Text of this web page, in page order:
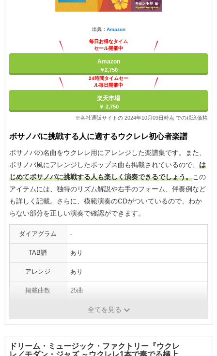
出典： Amazon
毎日お得なタイム
セール開催中
Amazon
￥2,750
24時間タイムセー
ル毎日開催中
楽天市場
￥ 2,750
※各社通販サイトの 2024年10月09日時点 での税込価格
ボサノバに挑戦する人に適するウクレレ初心者楽譜
ボサノバの名曲をウクレレ用にアレンジした楽譜集です。また、
ボサノバ風にアレンジしたポップス曲も掲載されているので、 は
じめてボサノバに挑戦する人も楽しく演奏できるでしょう。この
アイテムには、独特のリズム解説や右手のフォーム、伴奏例など
も詳しく記載。さらに、模範演奏のCDがついているので、わか
らない部分を正しい演奏で確認ができます。
ダイアグラム -
TAB譜 あり
アレンジ あり
掲載曲数 25曲
ボサノバ全てを見る
ドリーム・ミュージック・ファクトリー『ウクレ
レ／モダン・ジャズ ～ウクレレ1本で奏でる極上